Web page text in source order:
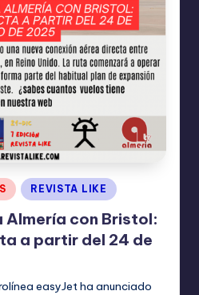
REVISTA LIKE
Almería con Bristol:
a partir del 24 de
easyJet ha anunciado